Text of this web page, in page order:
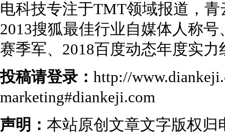
电科技专注于TMT领域报道，
2013搜狐最佳行业自媒体人称
赛季军、2018百度动态年度实
投稿请登录： http://
marketing#diankeji.com
声明： 本站原创文章文字版权